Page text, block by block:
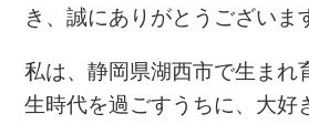
き、誠にありがとうございま
私は、静岡県湖西市で生まれ
生時代を過ごすうちに、大好